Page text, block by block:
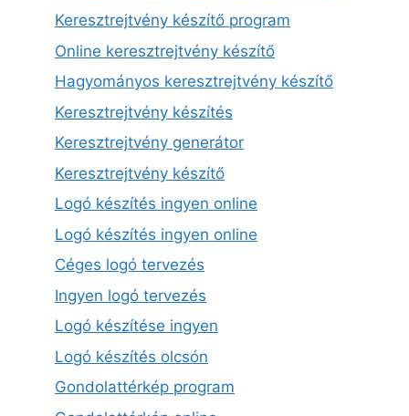
Keresztrejtvény készítő program
Online keresztrejtvény készítő
Hagyományos keresztrejtvény készítő
Keresztrejtvény készítés
Keresztrejtvény generátor
Keresztrejtvény készítő
Logó készítés ingyen online
Logó készítés ingyen online
Céges logó tervezés
Ingyen logó tervezés
Logó készítése ingyen
Logó készítés olcsón
Gondolattérkép program